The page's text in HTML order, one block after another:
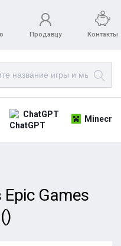
Продавцу Контакты
ChatGPT
Games